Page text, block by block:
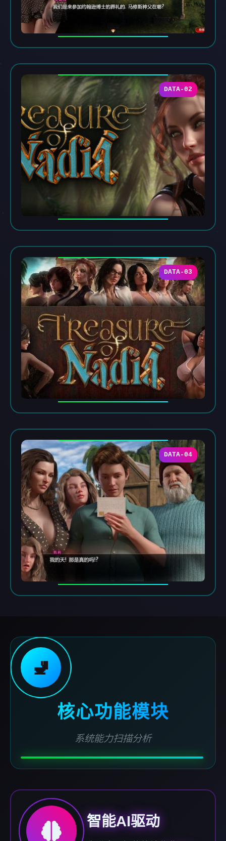
DATA-02
DATA-03
DATA-04
🚽
核心功能模块
系统能力扫描分析
智能AI驱动